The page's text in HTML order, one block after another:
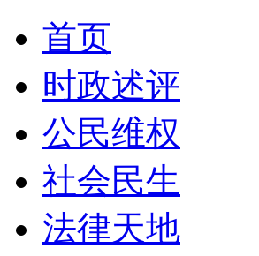
首页
时政述评
公民维权
社会民生
法律天地